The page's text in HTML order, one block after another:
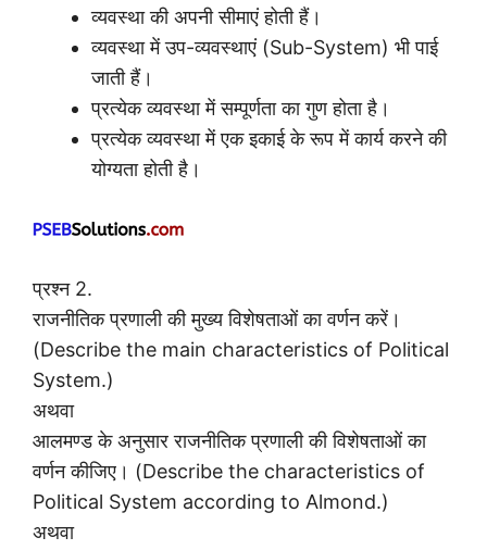
व्यवस्था की अपनी सीमाएं होती हैं।
व्यवस्था में उप-व्यवस्थाएं (Sub-System) भी पाई
जाती हैं।
प्रत्येक व्यवस्था में सम्पूर्णता का गुण होता है।
प्रत्येक व्यवस्था में एक इकाई के रूप में कार्य करने की
योग्यता होती है।
प्रश्न 2.
राजनीतिक प्रणाली की मुख्य विशेषताओं का वर्णन करें।
(Describe the main characteristics of Political
System.)
अथवा
आलमण्ड के अनुसार राजनीतिक प्रणाली की विशेषताओं का
वर्णन कीजिए। (Describe the characteristics of
Political System according to Almond.)
अथवा